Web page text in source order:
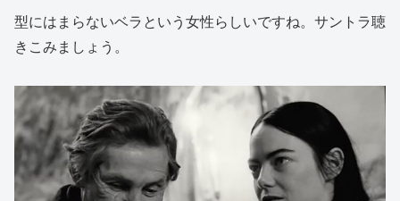
型にはまらないベラという女性らしいですね。サントラ聴
きこみましょう。